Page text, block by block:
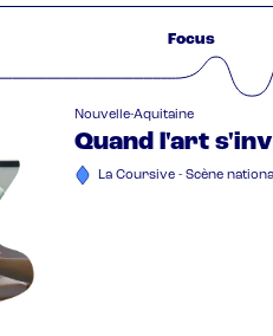
Focus
Nouvelle-Aquitaine
Quand l'art
La Coursive - Scène